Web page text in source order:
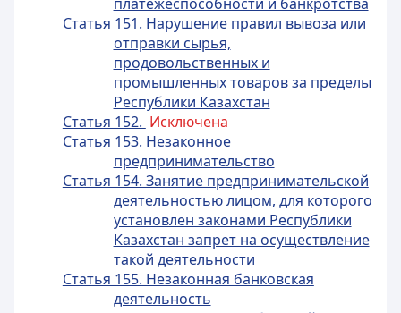
Статья 151. Нарушение правил вывоза или
отправки сырья,
продовольственных и
промышленных товаров за пределы
Республики Казахстан
Статья 152. Исключена
Статья 153. Незаконное
предпринимательство
Статья 154. Занятие предпринимательской
деятельностью лицом, для которого
установлен законами Республики
Казахстан запрет на осуществление
такой деятельности
Статья 155. Незаконная банковская
деятельность